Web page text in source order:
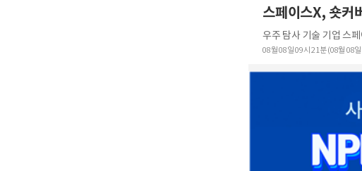
스페이스X, 숏커
08월 08일 09시 21분 (08월 08